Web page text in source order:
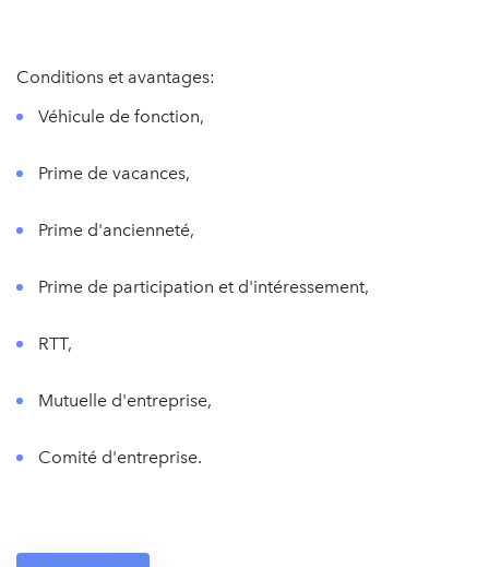
Conditions et avantages:
Véhicule de fonction,
Prime de vacances,
Prime d'ancienneté,
Prime de participation et d'intéressement,
RTT,
Mutuelle d'entreprise,
Comité d'entreprise.